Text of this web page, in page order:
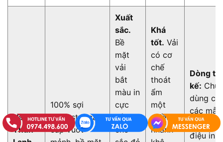
Vải
Thun
100% sợi
Polyester cao
cấp vuốt
Xuất
sắc.
Bề
mặt
vải
bắt
màu in
cực
tốt,
cho
Khá
tốt. Vải
có cơ
chế
thoát
ẩm
một
chiều,
nhanh
Dòng
kế:
dùng
các
cờ đỏ
điệu in